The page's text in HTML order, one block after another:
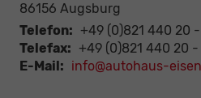
86156 Augsburg
Telefon: +49 (0)821 440 20
Telefax: +49 (0)821 440 20 -
E-Mail: info@autohaus-